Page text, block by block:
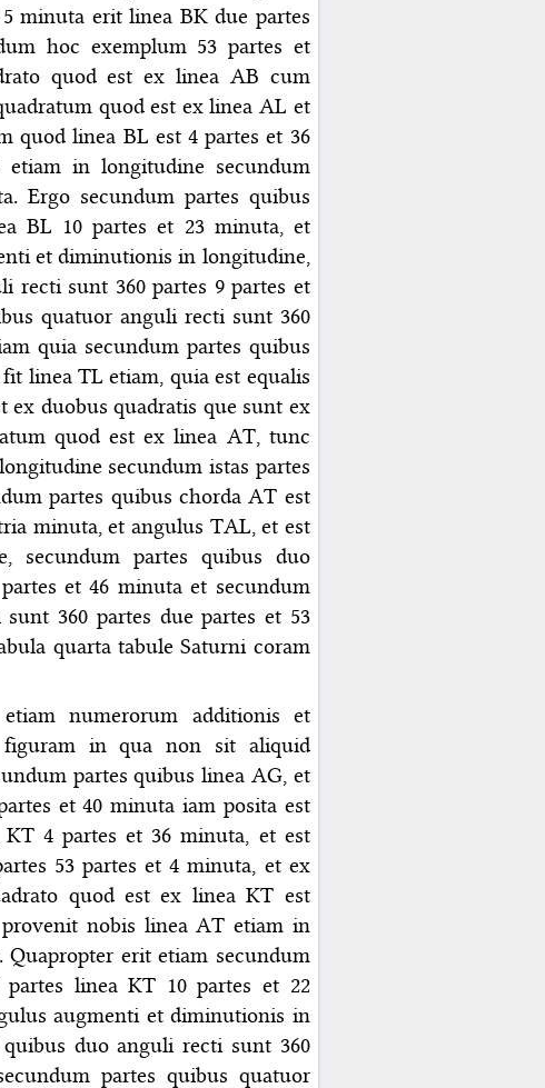
minuta erit linea BK due partes
hoc exemplum 53 partes et
quod est ex linea AB cum
quod est ex linea AL et
quod linea BL est 4 partes et 36
in longitudine secundum
Ergo secundum partes quibus
BL 10 partes et 23 minuta, et
et diminutionis in longitudine,
recti sunt 360 partes 9 partes et
quatuor anguli recti sunt 360
quia secundum partes quibus
linea TL etiam, quia est equalis
ex duobus quadratis que sunt ex
quod est ex linea AT, tunc
secundum istas partes
partes quibus chorda AT est
minuta, et angulus TAL, et est
secundum partes quibus duo
et 46 minuta et secundum
360 partes due partes et 53
quarta tabule Saturni coram
numerorum additionis et
figuram in qua non sit aliquid
partes quibus linea AG, et
et 40 minuta iam posita est
4 partes et 36 minuta, et est
53 partes et 4 minuta, et ex
quod est ex linea KT est
nobis linea AT etiam in
erit etiam secundum
linea KT 10 partes et 22
augmenti et diminutionis in
duo anguli recti sunt 360
partes quibus quatuor